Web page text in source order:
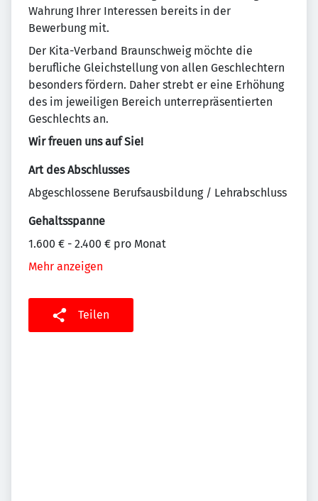
Wahrung Ihrer Interessen bereits in der
Bewerbung mit.
Der Kita-Verband Braunschweig möchte die
berufliche Gleichstellung von allen Geschlechtern
besonders fördern. Daher strebt er eine Erhöhung
des im jeweiligen Bereich unterrepräsentierten
Geschlechts an.
Wir freuen uns auf Sie!
Art des Abschlusses
Abgeschlossene Berufsausbildung / Lehrabschluss
Gehaltsspanne
1.600 € - 2.400 € pro Monat
Mehr anzeigen
Teilen